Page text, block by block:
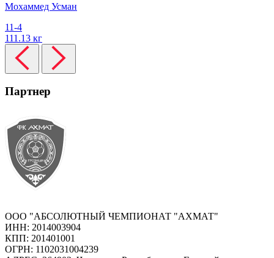
Мохаммед Усман
11-4
111.13 кг
Партнер
ООО "АБСОЛЮТНЫЙ ЧЕМПИОНАТ "АХМАТ"
ИНН: 2014003904
КПП: 201401001
ОГРН: 1102031004239